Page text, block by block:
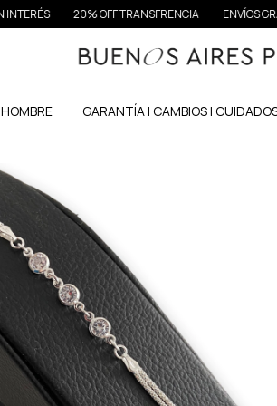
20% OFF TRANSFRENCIA ENVÍOS GRATIS
HOMBRE GARANTÍA | CAMBIOS |